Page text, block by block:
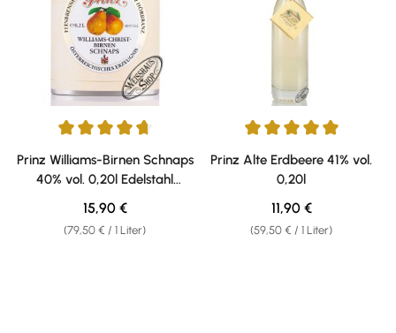
Durchschnittliche Bewertung von 4.75 von 5 Sternen
Prinz Williams-Birnen Schnaps
40% vol. 0,20l Edelstahl
Flachmann
(79,50 € / 1 Liter)
Regulärer Preis:
15,90 €
Durchschnittliche Bewertung
Prinz Alte Erdbeere 41% vol.
0,20l
(59,50 € / 1 Liter)
Regulärer Preis:
11,90 €